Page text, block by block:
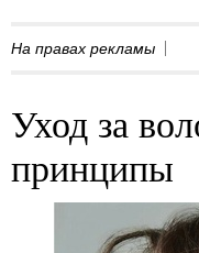
На правах рекламы
Уход за
принципы